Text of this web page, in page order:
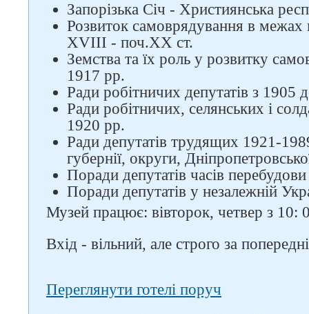
Запорізька Січ - Християнська
Розвиток самоврядування в межах
XVIII - поч.ХХ ст.
Земства та їх роль у розвитку
1917 рр.
Ради робітничих депутатів з 1905
Ради робітничих, селянських і
1920 рр.
Ради депутатів трудящих 1921-
губернії, округи,
Поради депутатів часів
Поради депутатів у незалежній
Музей працює: вівторок, четвер з 10:
Вхід - вільний, але строго за
Переглянути готелі поруч